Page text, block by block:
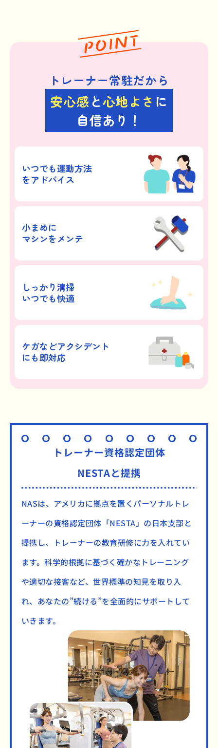
トレーナー常駐だから
安心感 と心地よさ に
自信あり！
いつでも運動方法
をアドバイス
小まめに
マシンをメンテ
しっかり清掃
いつでも快適
ケガなどアクシデント
にも即対応
トレーナー資格認定団体
NESTAと提携
NASは、アメリカに拠点を置くパーソナルトレ
ーナーの資格認定団体「NESTA」の日本支部と
提携し、トレーナーの教育研修に力を入れてい
ます。科学的根拠に基づく確かなトレーニング
や適切な接客など、世界標準の知見を取り入
れ、あなたの”続ける”を全面的にサポートして
いきます。